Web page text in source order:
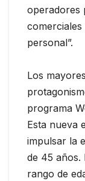
operadores
personal”.
Los
programa
Esta nueva
impulsar la
de 45 años.
rango de